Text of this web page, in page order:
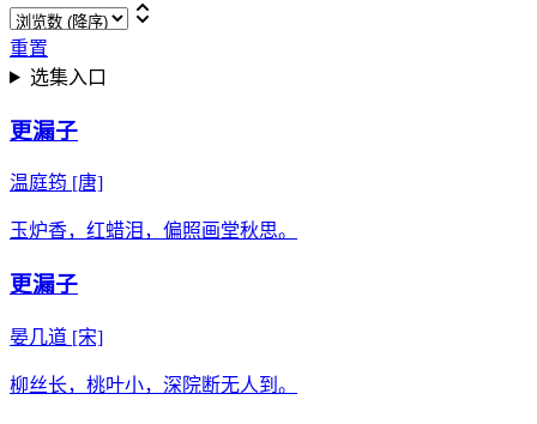
重置
选集入口
更漏子
温庭筠 [唐]
玉炉香，红蜡泪，偏照画堂秋思。
更漏子
晏几道 [宋]
柳丝长，桃叶小，深院断无人到。